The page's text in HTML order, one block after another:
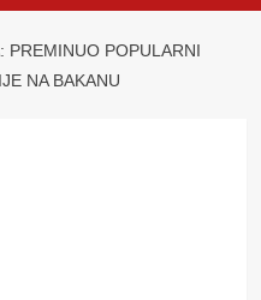
PREMINUO POPULARNI
NA BAKANU